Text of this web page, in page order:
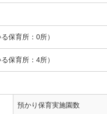
保育所：0所）
保育所：4所）
預かり保育実施園数